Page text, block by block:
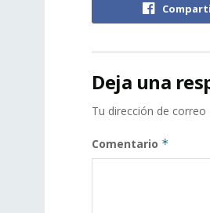
Deja una
Tu dirección de
Comentario *